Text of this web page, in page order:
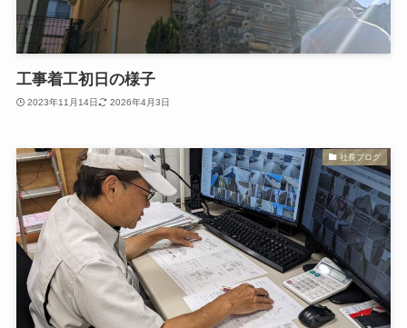
工事着工初日の様子
2023年11月14日 2026年4月3日
社長ブログ